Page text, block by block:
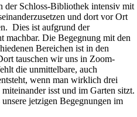
der Schloss-Bibliothek intensiv mit
und dort vor Ort
Dies ist aufgrund der
machbar. Die Begegnung mit den
Bereichen ist in den
tauschen wir uns in Zoom-
die unmittelbare, auch
wenn man wirklich drei
isst und im Garten sitzt.
jetzigen Begegnungen im